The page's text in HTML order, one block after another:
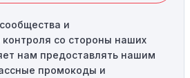
и
контроля со стороны наших
нам предоставлять нашим
промокоды и